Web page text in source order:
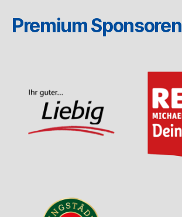
Premium Sponsoren